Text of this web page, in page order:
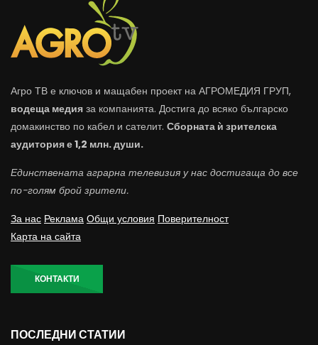
Агро ТВ е ключов и мащабен проект на АГРОМЕДИЯ ГРУП,
водеща медия за компанията. Достига до всяко българско
домакинство по кабел и сателит. Сборната ѝ зрителска
аудитория е 1,2 млн. души.
Единствената аграрна телевизия у нас достигаща до все
по-голям брой зрители.
За нас Реклама Общи условия Поверителност
Карта на сайта
КОНТАКТИ
ПОСЛЕДНИ СТАТИИ